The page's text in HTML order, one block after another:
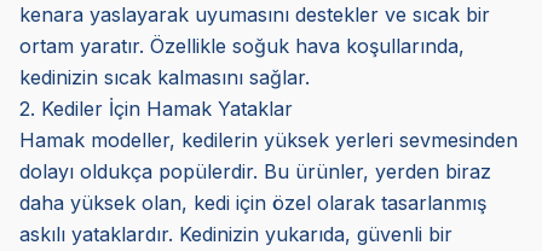
kenara yaslayarak uyumasını destekler ve sıcak bir
ortam yaratır. Özellikle soğuk hava koşullarında,
kedinizin sıcak kalmasını sağlar.
2. Kediler İçin Hamak Yataklar
Hamak modeller, kedilerin yüksek yerleri sevmesinden
dolayı oldukça popülerdir. Bu ürünler, yerden biraz
daha yüksek olan, kedi için özel olarak tasarlanmış
askılı yataklardır. Kedinizin yukarıda, güvenli bir